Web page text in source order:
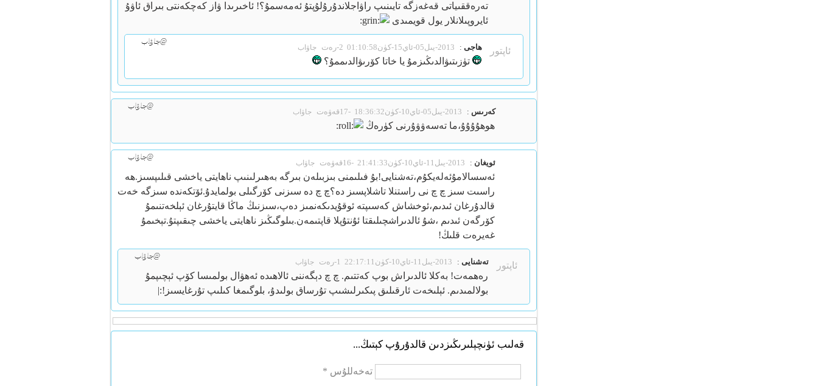
تەرەققىياتى قەغەزگە تايىنىپ راۋاجلاندۇرۇلۇپتۇ ئەمەسمۇ؟! ئاخىرىدا ۋاز كەچكەنتى بىراق ئاۋۇ
ئايروپىلانلار يول قويمىدى
ئاپتور ھاجى : 2013-يىل05-ئاي15-كۈن01:10:58 جاۋاب
@جاۋاب
تۈزىتىۋالدىڭىزمۇ يا خاتا كۆرىۋالدىممۇ؟
كەرىس : 2013-يىل05-ئاي10-كۈن18:36:32 -17قەۋەت جاۋاب
@جاۋاب
ھوھۇۇۇۇ،ما تەسەۋۋۇرنى كۈرەڭ
ئويغان : 2013-يىل11-ئاي10-كۈن21:41:33 -16قەۋەت جاۋاب
@جاۋاب
ئەسسالامۇئەلەيكۇم،تەشنايى!بۇ فىلىمنى بىزبىلەن بىرگە بەھىرلىنىپ ناھايتى ياخشى قىلىپسىز.ھە
راسىت سىز چ چ نى راستنلا تاشلاپسىز دە؟چ چ دە سىزنى كۆرگىلى بولمايدۇ.ئۆتكەندە سىزگە خەت
قالدۇرغان ئىدىم،ئوخشاش كەسىپتە ئوقۇيدىكەنمىز دەپ،سىزنىڭ ماڭا قايتۇرغان ئېلخەتنىمۇ
كۆرگەن ئىدىم ،شۇ ئالدىراشچىلىقتا ئۇنتۇپلا قاپتىمەن.بىلوگىڭىز ناھايتى ياخشى چىقىپتۇ.تېخىمۇ
غەيرەت قلىڭ!
ئاپتور تەشنايى : 2013-يىل11-ئاي10-كۈن22:17:11 جاۋاب
@جاۋاب
رەھمەت! بەكلا ئالدىراش بوپ كەتتىم. چ چ دېگەننى ئالاھىدە ئەھۋال بولمىسا كۆپ ئېچىپمۇ
بولالمىدىم. ئېلىخەت ئارقىلىق پىكىرلىشىپ تۇرساق بولىدۇ، بلوگىمغا كىلىپ تۇرغايسىز!:|
قەلىب ئۈنچېلىرىڭىزدىن قالدۇرۇپ كېتىڭ...
تەخەللۇس *